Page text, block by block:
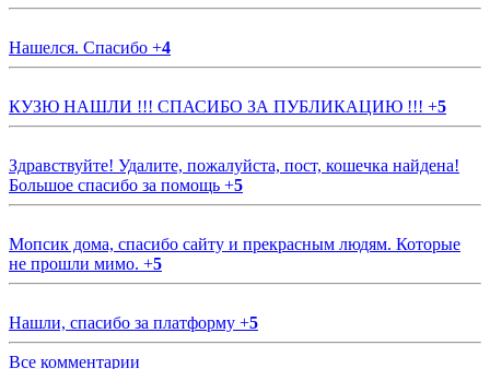
Нашелся. Спасибо +4
КУЗЮ НАШЛИ !!! СПАСИБО ЗА ПУБЛИКАЦИЮ !!! +5
Здравствуйте! Удалите, пожалуйста, пост, кошечка найдена!
Большое спасибо за помощь +5
Мопсик дома, спасибо сайту и прекрасным людям. Которые
не прошли мимо. +5
Нашли, спасибо за платформу +5
Все комментарии